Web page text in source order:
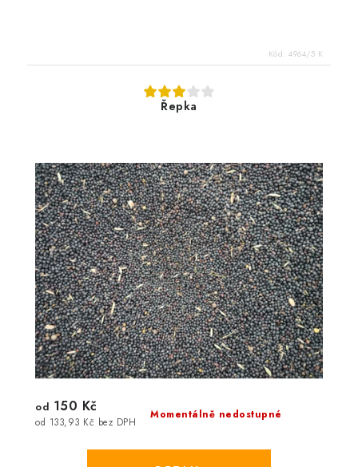
Kód: 4964/5 K
Řepka
Momentálně nedostupné
od 133,93 Kč bez DPH
od 150 Kč